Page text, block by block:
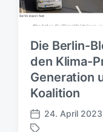
a
u
m
Die Berlin-
den Klima-
Generation
Koalition
V
24. April 2023